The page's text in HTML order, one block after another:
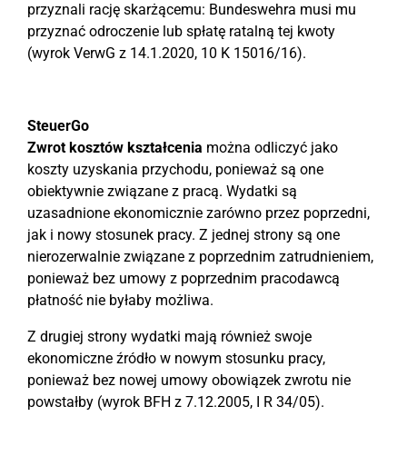
przyznali rację skarżącemu: Bundeswehra musi mu
przyznać odroczenie lub spłatę ratalną tej kwoty
(wyrok VerwG z 14.1.2020, 10 K 15016/16).
SteuerGo
Zwrot kosztów kształcenia można odliczyć jako
koszty uzyskania przychodu, ponieważ są one
obiektywnie związane z pracą. Wydatki są
uzasadnione ekonomicznie zarówno przez poprzedni,
jak i nowy stosunek pracy. Z jednej strony są one
nierozerwalnie związane z poprzednim zatrudnieniem,
ponieważ bez umowy z poprzednim pracodawcą
płatność nie byłaby możliwa.
Z drugiej strony wydatki mają również swoje
ekonomiczne źródło w nowym stosunku pracy,
ponieważ bez nowej umowy obowiązek zwrotu nie
powstałby (wyrok BFH z 7.12.2005, I R 34/05).